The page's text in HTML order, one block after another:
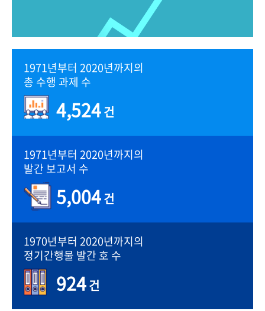
1971년부터 2020년까지의
총 수행 과제 수
4,524건
1971년부터 2020년까지의
발간 보고서 수
5,004건
1970년부터 2020년까지의
정기간행물 발간 호 수
924건